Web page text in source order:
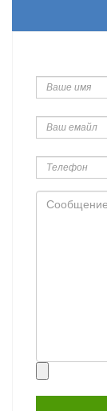
имя
емайл
Сообщение